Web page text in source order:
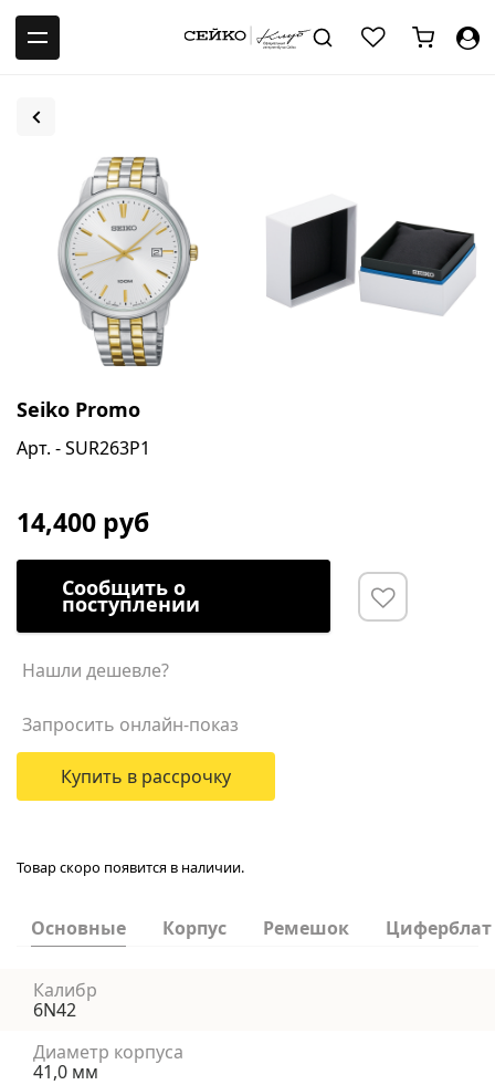
Seiko Promo
Арт. - SUR263P1
14,400 руб
Сообщить о
поступлении
Нашли дешевле?
Запросить онлайн-показ
Купить в рассрочку
Товар скоро появится в наличии.
Основные Корпус Ремешок Циферблат
Калибр
6N42
Диаметр корпуса
41,0 мм